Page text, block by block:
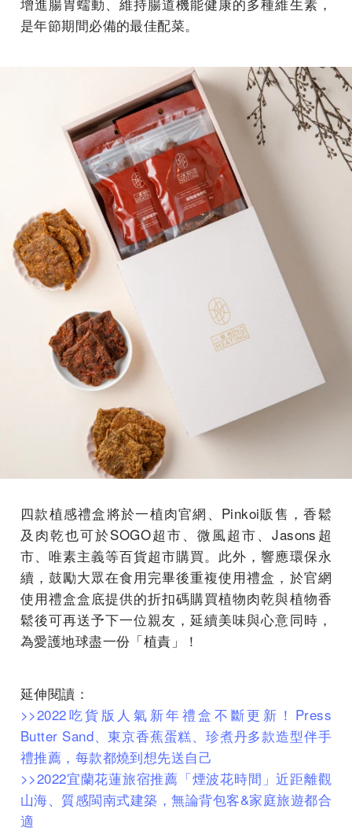
是年節期間必備的最佳配菜。
四款植感禮盒將於一植肉官網、Pinkoi販售，香鬆
及肉乾也可於SOGO超市、微風超市、Jasons超
市、唯素主義等百貨超市購買。此外，響應環保永
續，鼓勵大眾在食用完畢後重複使用禮盒，於官網
使用禮盒盒底提供的折扣碼購買植物肉乾與植物香
鬆後可再送予下一位親友，延續美味與心意同時，
為愛護地球盡一份「植責」！
延伸閱讀：
>>2022吃貨版人氣新年禮盒不斷更新！Press
Butter Sand、東京香蕉蛋糕、珍煮丹多款造型伴手
禮推薦，每款都燒到想先送自己
>>2022宜蘭花蓮旅宿推薦「煙波花時間」近距離觀
山海、質感閩南式建築，無論背包客&家庭旅遊都合
適